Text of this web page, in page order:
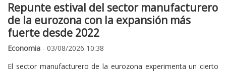
Repunte estival del sector manufacturero
de la eurozona con la expansión más
fuerte desde 2022
Economia - 03/08/2026 10:38
El sector manufacturero de la eurozona experimenta un cierto